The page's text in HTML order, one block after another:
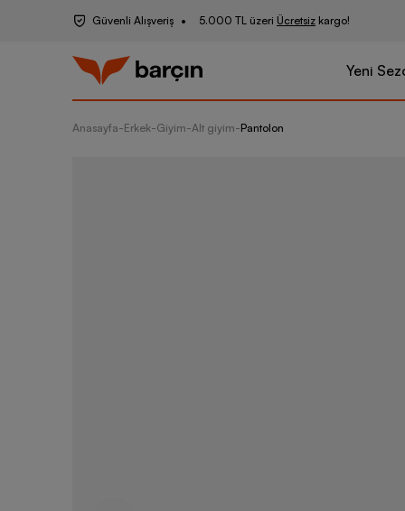
Güvenli Alışveriş 5.000 TL üzeri Ücretsiz kargo!
Yeni
Anasayfa-Erkek-Giyim-Alt giyim-Pantolon